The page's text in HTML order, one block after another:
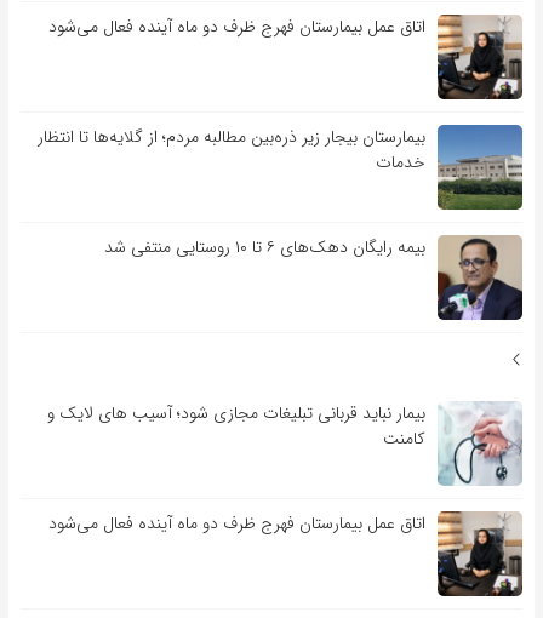
اتاق عمل بیمارستان فهرج ظرف دو ماه آینده فعال می‌شود
بیمارستان بیجار زیر ذره‌بین مطالبه مردم؛ از گلایه‌ها تا انتظار
خدمات
بیمه رایگان دهک‌های ۶ تا ۱۰ روستایی منتفی شد
بیمار نباید قربانی تبلیغات مجازی شود؛ آسیب های لایک و
کامنت
اتاق عمل بیمارستان فهرج ظرف دو ماه آینده فعال می‌شود